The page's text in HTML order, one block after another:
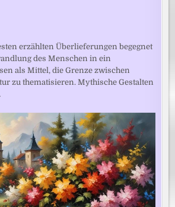
erzählten Überlieferungen begegnet
des Menschen in ein
als Mittel, die Grenze zwischen
zu thematisieren. Mythische Gestalten